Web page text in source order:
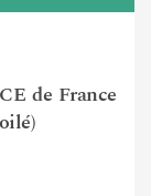
de France